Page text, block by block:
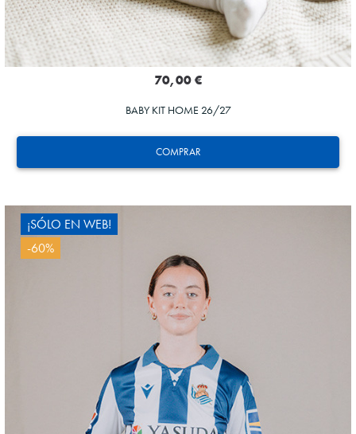
COMPRAR
70,00 €
BABY KIT HOME 26/27
HERRERA
12
¡SÓLO EN WEB!
-60%